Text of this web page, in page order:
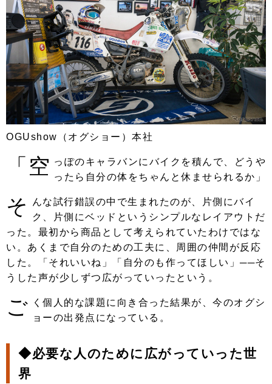
OGUshow（オグショー）本社
「空 っぽのキャラバンにバイクを積んで、どうや
ったら自分の体をちゃんと休ませられるか」
そ
んな試行錯誤の中で生まれたのが、片側にバイ
ク、片側にベッドというシンプルなレイアウトだ
った。最初から商品として考えられていたわけではな
い。あくまで自分のための工夫に、周囲の仲間が反応
した。「それいいね」「自分のも作ってほしい」──そ
うした声が少しずつ広がっていったという。
ご
く個人的な課題に向き合った結果が、今のオグシ
ョーの出発点になっている。
◆必要な人のために広がっていった世
界